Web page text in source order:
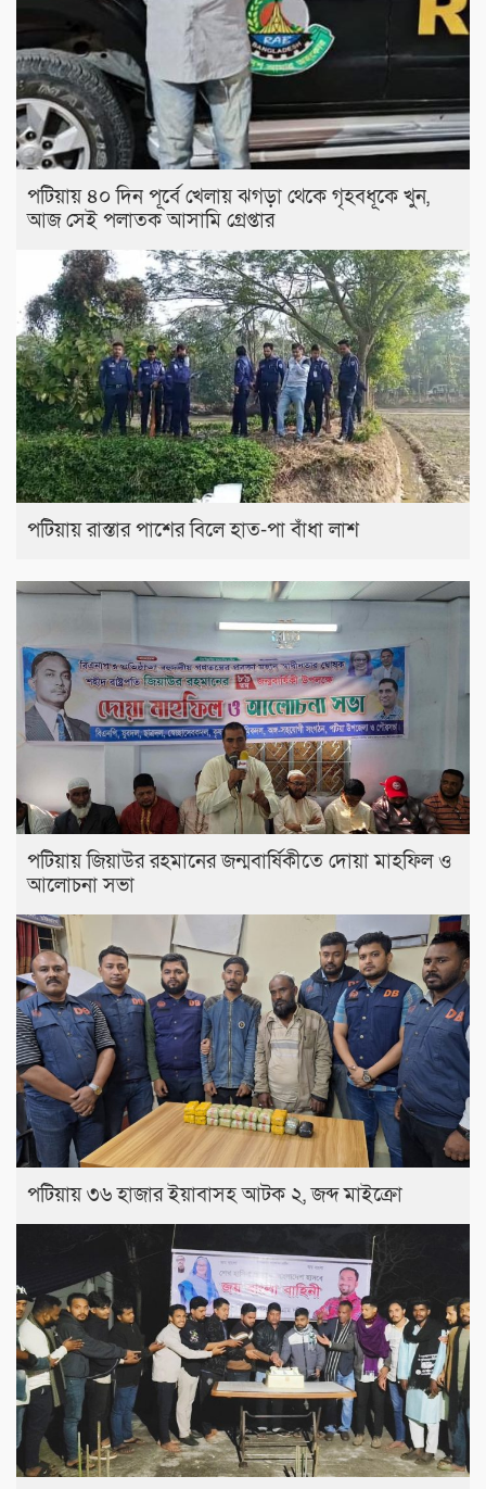
পটিয়ায় ৪০ দিন পূর্বে খেলায় ঝগড়া থেকে গৃহবধূকে খুন,
আজ সেই পলাতক আসামি গ্রেপ্তার
পটিয়ায় রাস্তার পাশের বিলে হাত-পা বাঁধা লাশ
পটিয়ায় জিয়াউর রহমানের জন্মবার্ষিকীতে দোয়া মাহফিল ও
আলোচনা সভা
পটিয়ায় ৩৬ হাজার ইয়াবাসহ আটক ২, জব্দ মাইক্রো